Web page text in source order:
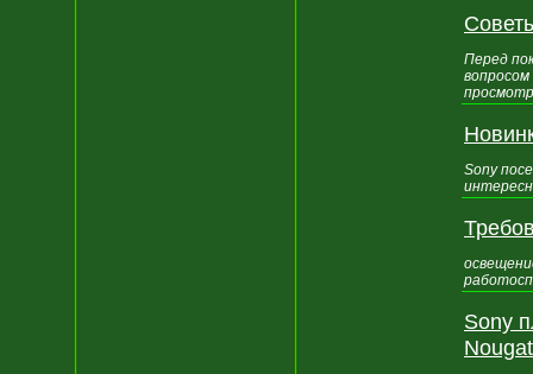
Перед
Sony
Sony
Nougat